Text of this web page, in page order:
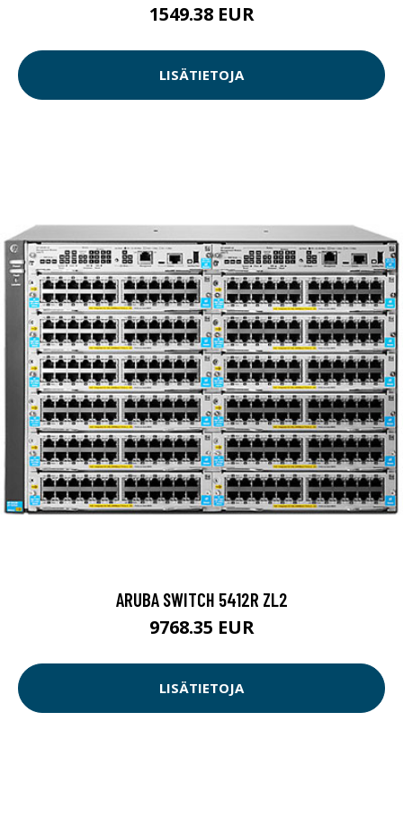
1549.38 EUR
LISÄTIETOJA
ARUBA SWITCH 5412R ZL2
9768.35 EUR
LISÄTIETOJA